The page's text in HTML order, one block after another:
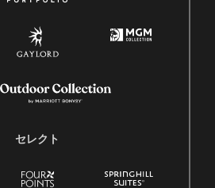
セレクト